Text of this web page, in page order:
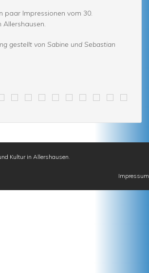
paar Impressionen vom 30.
Allershausen.
gestellt von Sabine und Sebastian
Kultur in Allershausen.
Impressum